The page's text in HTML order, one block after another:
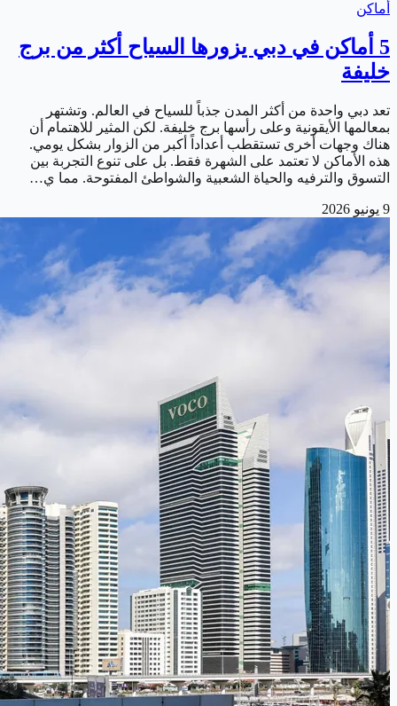
أماكن
5 أماكن في دبي يزورها السياح أكثر من برج
خليفة
تعد دبي واحدة من أكثر المدن جذباً للسياح في العالم. وتشتهر
بمعالمها الأيقونية وعلى رأسها برج خليفة. لكن المثير للاهتمام أن
هناك وجهات أخرى تستقطب أعداداً أكبر من الزوار بشكل يومي.
هذه الأماكن لا تعتمد على الشهرة فقط. بل على تنوع التجربة بين
التسوق والترفيه والحياة الشعبية والشواطئ المفتوحة. مما ي…
9 يونيو 2026